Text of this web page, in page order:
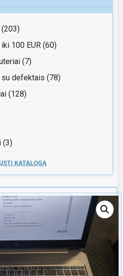
100 EUR (60)
(7)
su defektais (78)
(128)
(3)
KATALOGĄ